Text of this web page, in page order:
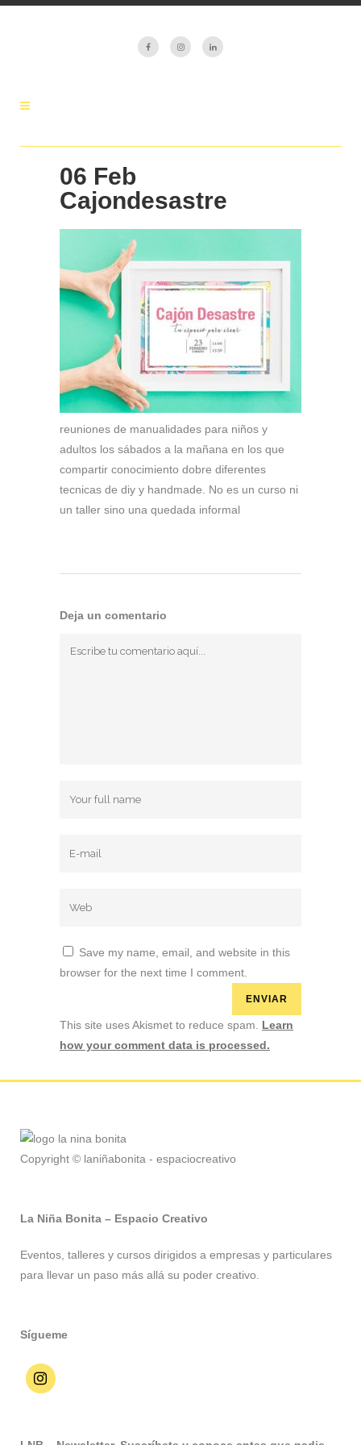
06 Feb
Cajondesastre
reuniones de manualidades para niños y
adultos los sábados a la mañana en los que
compartir conocimiento dobre diferentes
tecnicas de diy y handmade. No es un curso ni
un taller sino una quedada informal
Deja un comentario
Save my name, email, and website in this
browser for the next time I comment.
This site uses Akismet to reduce spam. Learn
how your comment data is processed.
Copyright © laniñabonita - espaciocreativo
La Niña Bonita – Espacio Creativo
Eventos, talleres y cursos dirigidos a empresas y particulares
para llevar un paso más allá su poder creativo.
Sígueme